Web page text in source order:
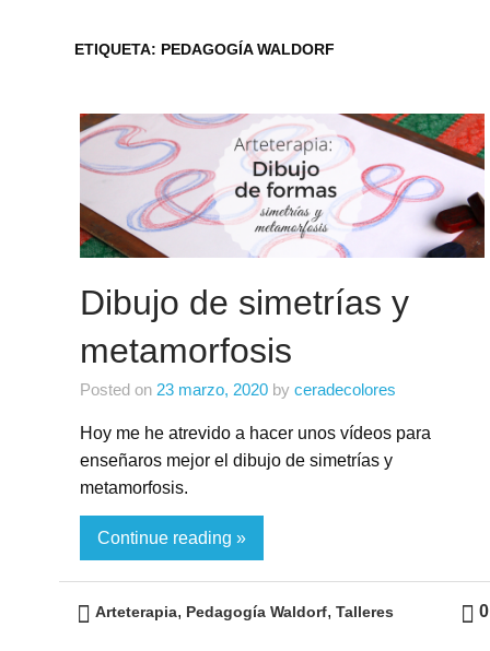
ETIQUETA: PEDAGOGÍA WALDORF
Dibujo de simetrías y
metamorfosis
Posted on 23 marzo, 2020by ceradecolores
Hoy me he atrevido a hacer unos vídeos para
enseñaros mejor el dibujo de simetrías y
metamorfosis.
Continue reading »
0
Arteterapia, Pedagogía Waldorf, Talleres